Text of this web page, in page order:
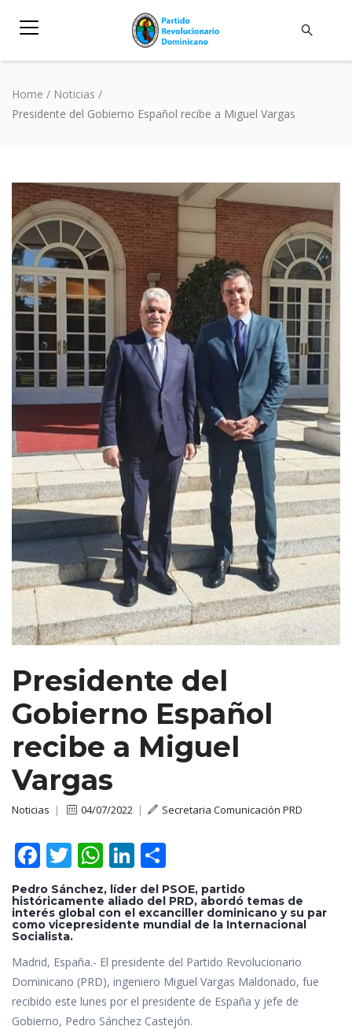
Home / Noticias /
Presidente del Gobierno Español recibe a Miguel Vargas
Presidente del
Gobierno Español
recibe a Miguel
Vargas
Noticias | 04/07/2022 | Secretaria Comunicación PRD
F
ac
e
b
o
o
k
T
w
itt
er
W
h
at
s
A
p
p
Li
n
k
e
dI
n
o
m
p
ar
ti
r
Pedro Sánchez, líder del PSOE, partido
históricamente aliado del PRD, abordó temas de
interés global con el excanciller dominicano y su par
como vicepresidente mundial de la Internacional
Socialista.
Madrid, España.- El presidente del Partido Revolucionario
Dominicano (PRD), ingeniero Miguel Vargas Maldonado, fue
recibido este lunes por el presidente de España y jefe de
Gobierno, Pedro Sánchez Castejón.